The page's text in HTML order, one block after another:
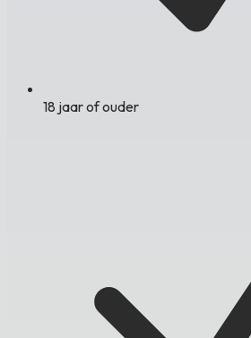
18 jaar of ouder